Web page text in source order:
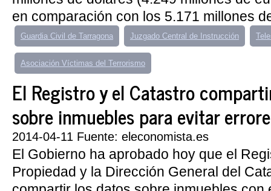
en comparación con los 5.171 millones
Guardia Civil de Tarragona Juzgado Central de Instrucción
Asociación Víctimas del Terrorismo
El Registro y el Catastro
sobre inmuebles para evitar
2014-04-11 Fuente: eleconomista.es
El Gobierno ha aprobado hoy que el
Propiedad y la Dirección General del